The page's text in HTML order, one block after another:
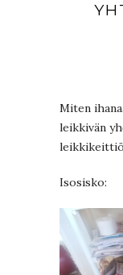
Miten
leikkivän
Isosisko: